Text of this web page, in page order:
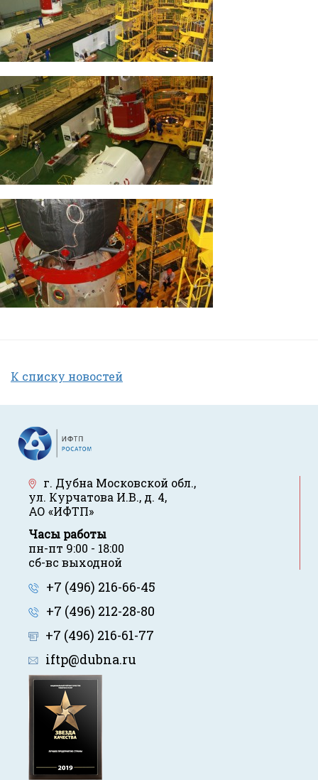
К списку новостей
г. Дубна Московской обл.,
ул. Курчатова И.В., д. 4,
АО «ИФТП»
Часы работы
пн-пт 9:00 - 18:00
сб-вс выходной
+7 (496) 216-66-45
+7 (496) 212-28-80
+7 (496) 216-61-77
iftp@dubna.ru